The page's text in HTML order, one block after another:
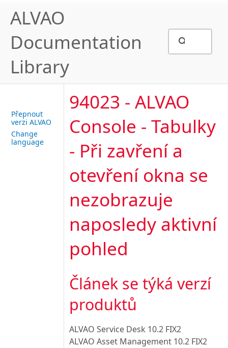
ALVAO
Documentation
Library
Přepnout
verzi ALVAO
Change
language
94023 - ALVAO
Console - Tabulky
- Při zavření a
otevření okna se
nezobrazuje
naposledy aktivní
pohled
Článek se týká verzí
produktů
ALVAO Service Desk 10.2 FIX2
ALVAO Asset Management 10.2 FIX2